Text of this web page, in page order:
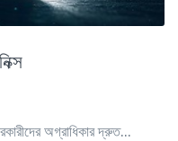
অগ্রাধিকার দ্রুত...